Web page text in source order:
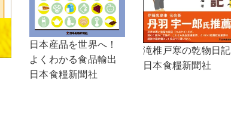
日本産品を世界へ！
よくわかる食品輸出
日本食糧新聞社
滝椎戸寒の乾物日記
日本食糧新聞社